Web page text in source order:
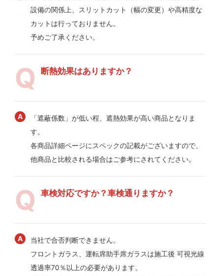
設備の関係上、スリットカット（幅の変更）や高精度な
カットは行っておりません。
予めご了承ください。
断熱効果はありますか？
「遮蔽係数」が低い程、遮熱効果が高い商品となりま
す。
各商品詳細ページにスペックの記載がございますので、
他商品と比較される場合はご参考にされてください。
車検対応ですか？車検通りますか？
当社で合否判断できません。
フロントガラス、運転席助手席ガラスは施工後 可視光線
透過率70％以上の必要があります。